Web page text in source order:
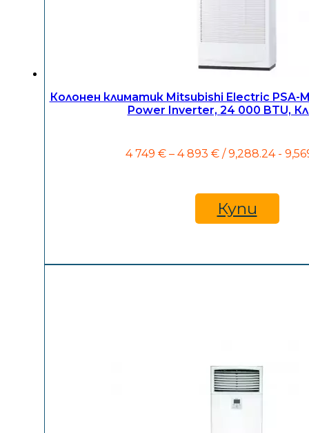
Колонен климатик Mitsubishi Electric PSA-
Power Inverter, 24 000 BTU,
4 749 € – 4 893 €Price
749 €
through
4
/ 9,288.24 -
Купи